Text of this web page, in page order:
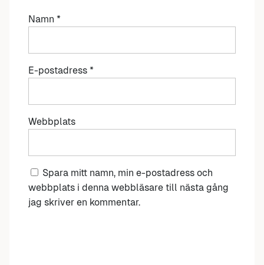
Namn *
E-postadress *
Webbplats
Spara mitt namn, min e-postadress och
webbplats i denna webbläsare till nästa gång
jag skriver en kommentar.